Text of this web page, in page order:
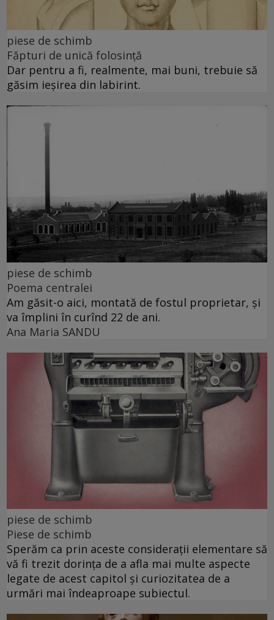
piese de schimb
Făpturi de unică folosință
Dar pentru a fi, realmente, mai buni, trebuie să
găsim ieșirea din labirint.
piese de schimb
Poema centralei
Am găsit-o aici, montată de fostul proprietar, și
va împlini în curînd 22 de ani.
Ana Maria SANDU
piese de schimb
Piese de schimb
Sperăm ca prin aceste considerații elementare să
vă fi trezit dorința de a afla mai multe aspecte
legate de acest capitol și curiozitatea de a
urmări mai îndeaproape subiectul.